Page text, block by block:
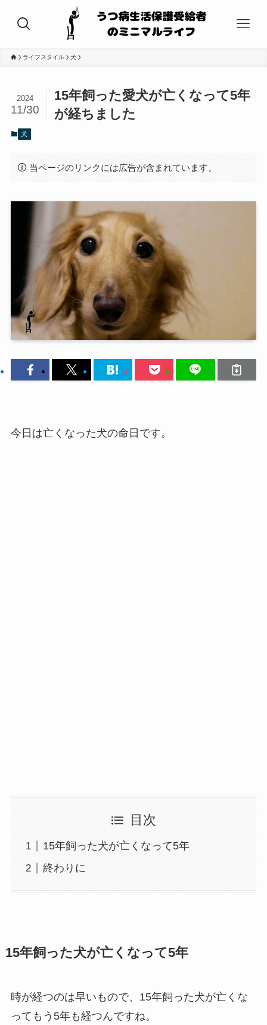
ライフスタイル 犬
15年飼った愛犬が亡くなって5年
が経ちました
2024
11/30
犬
当ページのリンクには広告が含まれています。
今日は亡くなった犬の命日です。
目次
15年飼った犬が亡くなって5年
終わりに
15年飼った犬が亡くなって5年
時が経つのは早いもので、15年飼った犬が亡くな
ってもう5年も経つんですね。